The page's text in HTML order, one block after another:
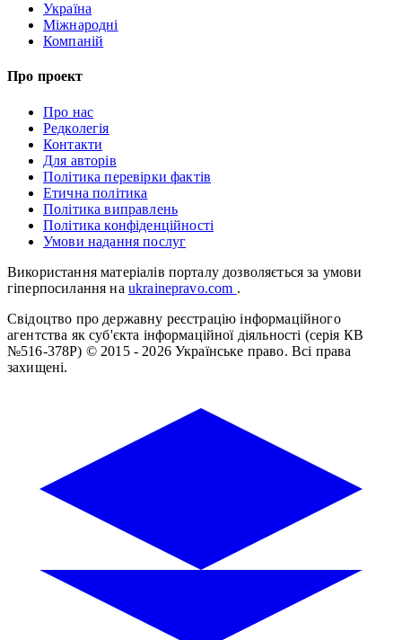
Україна
Міжнародні
Компаній
Про проект
Про нас
Редколегія
Контакти
Для авторів
Політика перевірки фактів
Етична політика
Політика виправлень
Політика конфіденційності
Умови надання послуг
Використання матеріалів порталу дозволяється за умови
гіперпосилання на ukrainepravo.com .
Свідоцтво про державну реєстрацію інформаційного
агентства як суб'єкта інформаційної діяльності (серія КВ
№516-378Р) © 2015 - 2026 Українське право. Всі права
захищені.